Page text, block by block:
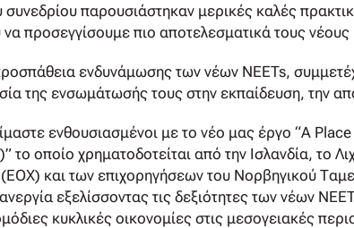
συνεδρίου παρουσιάστηκαν μερικές καλές
προσεγγίσουμε πιο αποτελεσματικά τους νέους
ενδυνάμωσης των νέων NEETs,
της ενσωμάτωσής τους στην εκπαίδευση, την
ενθουσιασμένοι με το νέο μας έργο “A
το οποίο χρηματοδοτείται από την Ισλανδία,
και των επιχορηγήσεων του Νορβηγικού
εξελίσσοντας τις δεξιότητες των νέων
κυκλικές οικονομίες στις μεσογειακές